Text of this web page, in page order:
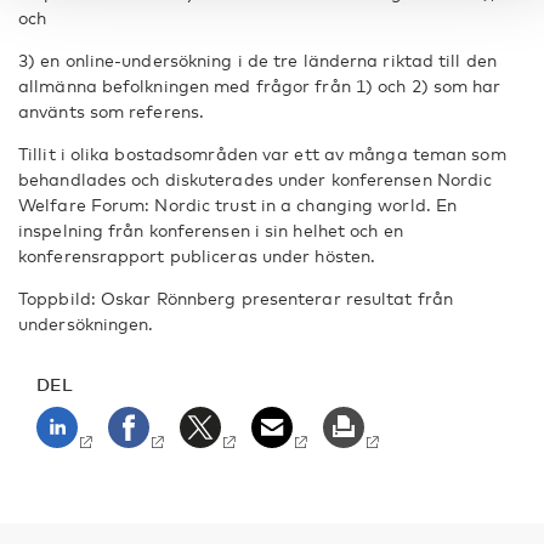
och
3) en online-undersökning i de tre länderna riktad till den
allmänna befolkningen med frågor från 1) och 2) som har
använts som referens.
Tillit i olika bostadsområden var ett av många teman som
behandlades och diskuterades under konferensen Nordic
Welfare Forum: Nordic trust in a changing world. En
inspelning från konferensen i sin helhet och en
konferensrapport publiceras under hösten.
Toppbild: Oskar Rönnberg presenterar resultat från
undersökningen.
DEL